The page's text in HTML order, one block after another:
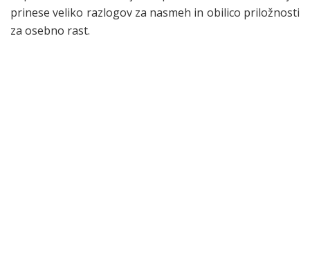
prinese veliko razlogov za nasmeh in obilico priložnosti
za osebno rast.